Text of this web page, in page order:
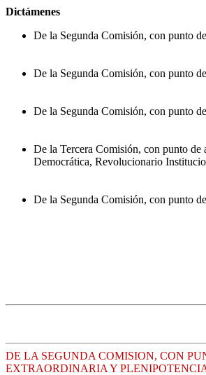
Dictámenes
De la Segunda Comisión, con punto
De la Segunda Comisión, con punto
De la Segunda Comisión, con punto
De la Tercera Comisión, con punto
Democrática, Revolucionario
De la Segunda Comisión, con punto
DE LA SEGUNDA COMISION, CON
EXTRAORDINARIA Y